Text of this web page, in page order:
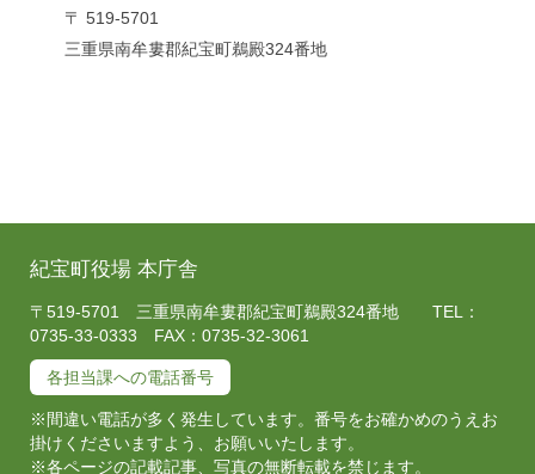
〒 519-5701
三重県南牟婁郡紀宝町鵜殿324番地
紀宝町役場 本庁舎
〒519-5701 三重県南牟婁郡紀宝町鵜殿324番地 TEL：
0735-33-0333 FAX：0735-32-3061
各担当課への電話番号
※間違い電話が多く発生しています。番号をお確かめのうえお
掛けくださいますよう、お願いいたします。
※各ページの記載記事、写真の無断転載を禁じます。